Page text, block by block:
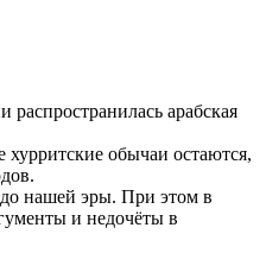
арабская
обычаи остаются,
до нашей эры. При этом в
и недочёты в